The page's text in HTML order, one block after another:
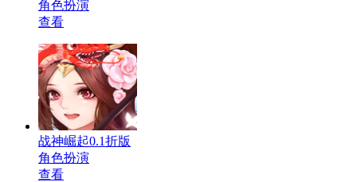
角色扮演
查看
战神崛起0.1折版
角色扮演
查看